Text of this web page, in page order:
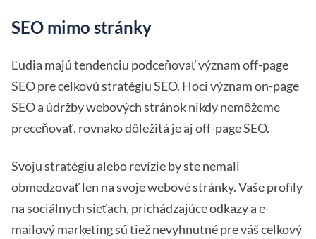
SEO mimo stránky
Ľudia majú tendenciu podceňovať význam off-page
SEO pre celkovú stratégiu SEO. Hoci význam on-page
SEO a údržby webových stránok nikdy nemôžeme
preceňovať, rovnako dôležitá je aj off-page SEO.
Svoju stratégiu alebo revízie by ste nemali
obmedzovať len na svoje webové stránky. Vaše profily
na sociálnych sieťach, prichádzajúce odkazy a e-
mailový marketing sú tiež nevyhnutné pre váš celkový